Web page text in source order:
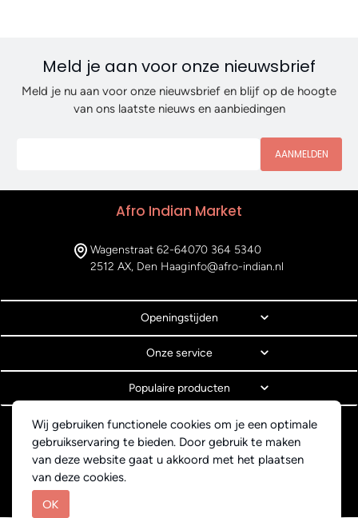
Wij gebruiken functionele cookies om je een optimale
gebruikservaring te bieden. Door gebruik te maken
van deze website gaat u akkoord met het plaatsen
van deze cookies.
OK
Meld je aan voor onze nieuwsbrief
Meld je nu aan voor onze nieuwsbrief en blijf op de hoogte
van ons laatste nieuws en aanbiedingen
AANMELDEN
Afro Indian Market
Wagenstraat 62-64
2512 AX, Den Haag
070 364 5340
info@afro-indian.nl
Openingstijden
Onze service
Populaire producten
© Copyright 2026 Afro Indian Market
Algemene voorwaarden
Privacyverklaring
Webdesign BEWISE Solutions